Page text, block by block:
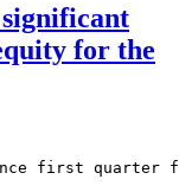
for the
first